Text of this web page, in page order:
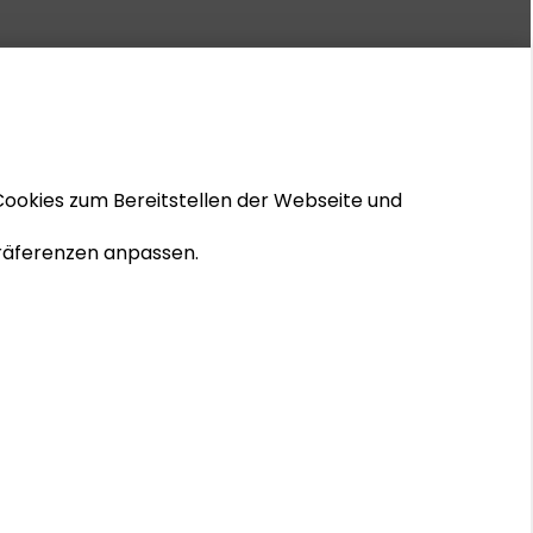
zum Bereitstellen der Webseite und
anpassen.